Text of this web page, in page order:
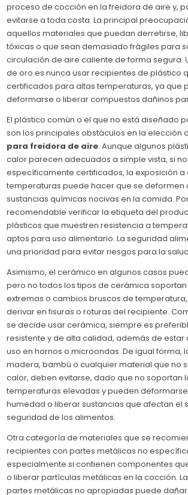
proceso de cocción en la freidora de aire y,
evitarse a toda costa. La principal
aquellos materiales que puedan derretirse,
tóxicas o que sean demasiado frágiles para
circulación de aire caliente de forma segura.
de oro es nunca usar recipientes de plástico
certificados para altas temperaturas, ya que
deformarse o liberar compuestos dañinos
El plástico común o el que no está diseñado
son los principales obstáculos en la elección
para freidora de aire. Aunque algunos
calor parecen adecuados a simple vista, si
específicamente certificados, la exposición a
temperaturas puede hacer que se deformen
sustancias químicas nocivas en la comida.
recomendable verificar la etiqueta del
plásticos que muestren resistencia a
aptos para uso alimentario. La seguridad
una prioridad para evitar riesgos para la
Asimismo, el cerámico en algunos casos
pero no todos los tipos de cerámica
extremas o cambios bruscos de
derivar en fisuras o roturas del recipiente.
se decide usar cerámica, siempre es
resistente y de alta calidad, además de estar
uso en hornos o microondas. De igual forma,
madera, bambú o cualquier material que no
calor, deben evitarse, dado que no soportan
temperaturas elevadas y pueden
humedad o liberar sustancias que afectan el
seguridad de los alimentos.
Otra categoría de materiales que se
recipientes con partes metálicas no
especialmente si contienen componentes
o liberar partículas metálicas en la cocción.
partes metálicas no apropiadas puede dañar